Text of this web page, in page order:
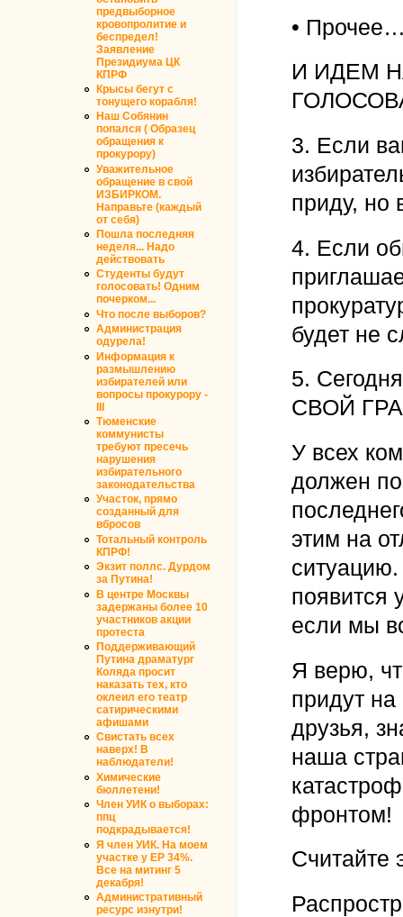
предвыборное
кровопролитие и
беспредел!
Заявление
Президиума ЦК
КПРФ
Крысы бегут с
тонущего корабля!
Наш Собянин
попался ( Образец
обращения к
прокурору)
Уважительное
обращение в свой
ИЗБИРКОМ.
Направьте (каждый
от себя)
Пошла последняя
неделя... Надо
действовать
Студенты будут
голосовать! Одним
почерком...
Что после выборов?
Администрация
одурела!
Информация к
размышлению
избирателей или
вопросы прокурору -
III
Тюменские
коммунисты
требуют пресечь
нарушения
избирательного
законодательства
Участок, прямо
созданный для
вбросов
Тотальный контроль
КПРФ!
Экзит поллс. Дурдом
за Путина!
В центре Москвы
задержаны более 10
участников акции
протеста
Поддерживающий
Путина драматург
Коляда просит
наказать тех, кто
оклеил его театр
сатирическими
афишами
Свистать всех
наверх! В
наблюдатели!
Химические
бюллетени!
Член УИК о выборах:
ппц
подкрадывается!
Я член УИК. На моем
участке у ЕР 34%.
Все на митинг 5
декабря!
Административный
ресурс изнутри!
•
И ИДЕМ
3. Если
приду, но
4. Если
будет не
5.
СВОЙ
У всех
должен
этим на
появится
если мы
Я верю,
придут
друзья,
наша
фронтом!
Считайте